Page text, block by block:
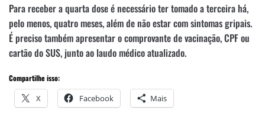
Para receber a quarta dose é necessário ter tomado a terceira há,
pelo menos, quatro meses, além de não estar com sintomas gripais.
É preciso também apresentar o comprovante de vacinação, CPF ou
cartão do SUS, junto ao laudo médico atualizado.
Compartilhe isso:
X Facebook Mais